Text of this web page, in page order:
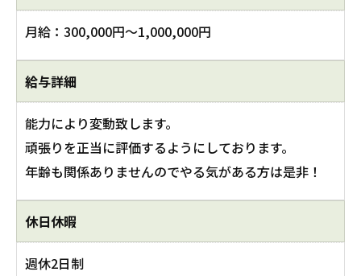
月給：300,000円～1,000,000円
給与詳細
能力により変動致します。
頑張りを正当に評価するようにしております。
年齢も関係ありませんのでやる気がある方は是非！
休日休暇
週休2日制